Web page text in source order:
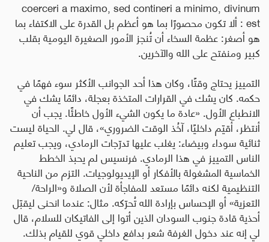
coerceri a maximo, sed contineri a minimo, divinum
est: ألا تكون محصورًا بما هو أعظم بل القدرة على الاكتفاء بما
هو أصغر: عظمة السخاء أن تُنجز الأمور الصغيرة اليومية بقلب
كبير ومنفتح على الله والآخرين.
التمييز يحتاج وقتًا، وكان هذا أحد الجوانب الأكثر سوء فهمًا في
حكمه. كان يشك في القرارات المتخذة بعجلة، دائمًا يشك في
الانطباع الأول. «عادة ما يكون الشيء الأول خاطئًا. يجب أن
أنتظر، أقيّم داخليًا، آخُذ الوقت الضروري»، قال لي. الحياة ليست
ثنائية سوداء وبيضاء: يغلب عليها تدرّجات الرمادي، ويجب تعليم
الناس التمييز في هذا الرمادي. فرنسيس لم يحبذ الخطط
الخماسية المشغولة بالأفكار أو الإيديولوجيات. التزم من الناحية
التنظيمية لكنه دائمًا مستعد للمفاجأة لأن الصلاة و«الراحة/
التعزية» أو الإحساس بإرادة الله تُحرّكه. مثال: عندما انحنى ليقبّل
أحذية قادة جنوب السودان الذين أتوا إلى الفاتيكان للسلام، قال
لي إنه عند دخول الغرفة شعر بدافع داخلي قوي للقيام بذلك.